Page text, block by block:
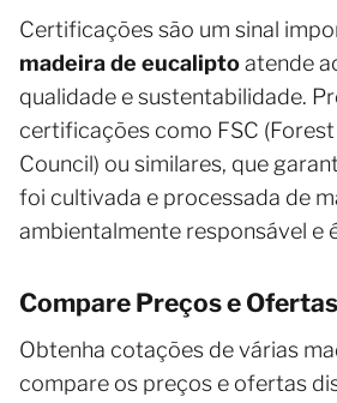
Certificações são um sinal
madeira de eucaliptoatende
qualidade e sustentabilidade.
certificações como FSC
Council) ou similares, que
foi cultivada e processada de
ambientalmente responsável e
Compare Preços e Ofertas
Obtenha cotações de várias
compare os preços e ofertas